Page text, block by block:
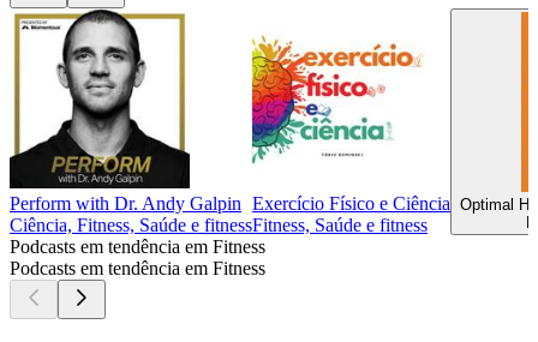
Perform with Dr. Andy Galpin
Ciência, Fitness, Saúde e fitness
Exercício Físico e Ciência
Fitness, Saúde e fitness
Optimal
Podcasts em tendência em Fitness
Podcasts em tendência em Fitness